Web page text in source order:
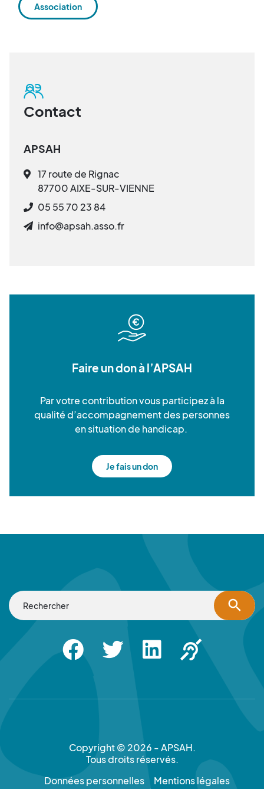
Association
Contact
APSAH
17 route de Rignac
87700 AIXE-SUR-VIENNE
05 55 70 23 84
info@apsah.asso.fr
Faire un don à l’APSAH
Par votre contribution vous participez à la
qualité d’accompagnement des personnes
en situation de handicap.
Je fais un don
search
FacebookTwitter LinkedinApsah Sourd
Copyright © 2026 - APSAH.
Tous droits réservés.
Données personnelles
Mentions légales